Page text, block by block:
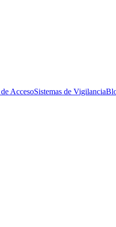
AccesoSistemas de Vigilancia